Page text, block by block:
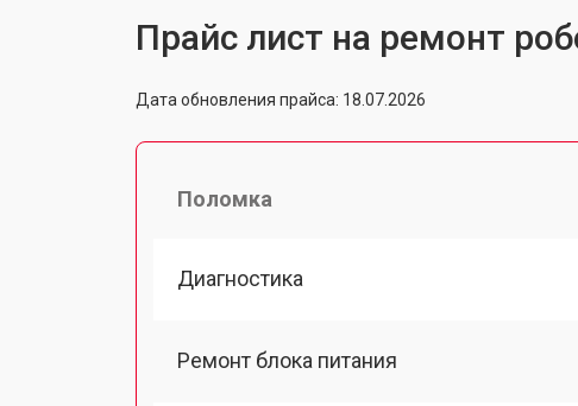
Прайс лист на ремонт
Дата обновления прайса: 18.07.2026
Поломка
Диагностика
Ремонт блока питания